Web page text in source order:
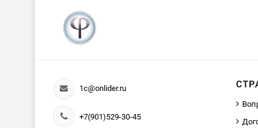
1c@onlider.ru
+7(901)529-30-45